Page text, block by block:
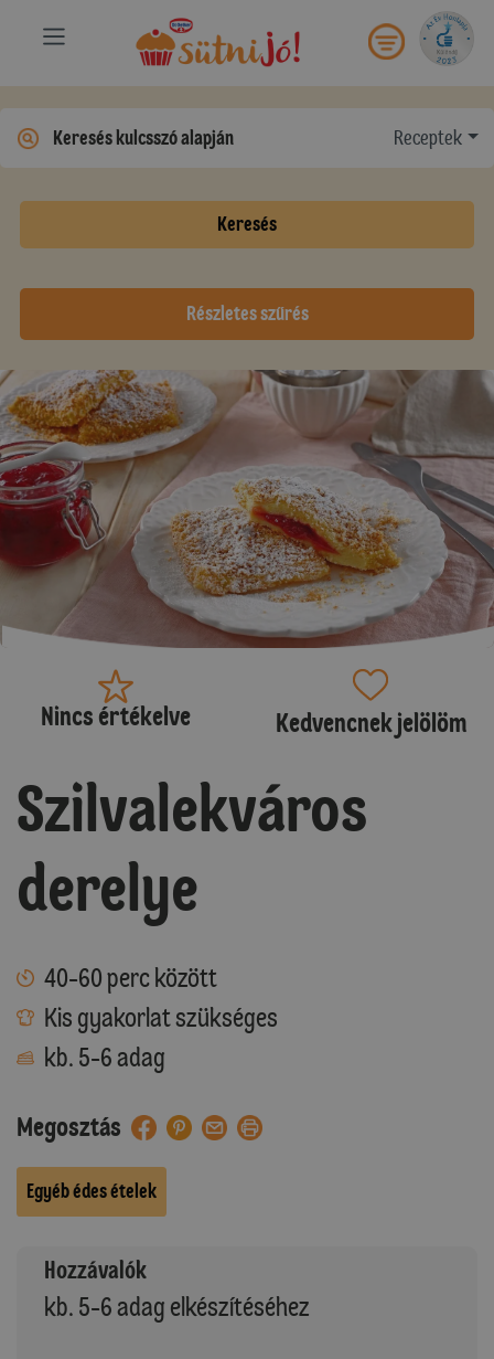
Receptek
Keresés
Részletes szűrés
Nincs értékelve Kedvencnek jelölöm
Szilvalekváros
derelye
40-60 perc között
Kis gyakorlat szükséges
kb. 5-6 adag
Megosztás
Egyéb édes ételek
Hozzávalók
kb. 5-6 adag elkészítéséhez